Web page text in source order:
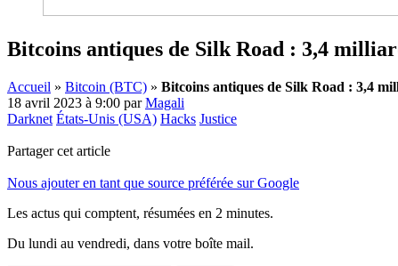
Bitcoins antiques de Silk Road : 3,4
Accueil » Bitcoin (BTC) » Bitcoins antiques de Silk Road : 3,4
18 avril 2023 à 9:00 parMagali
Darknet États-Unis (USA) Hacks Justice
Partager cet article
Nous ajouter en tant que source préférée sur Google
Les actus qui comptent, résumées en 2 minutes.
Du lundi au vendredi, dans votre boîte mail.